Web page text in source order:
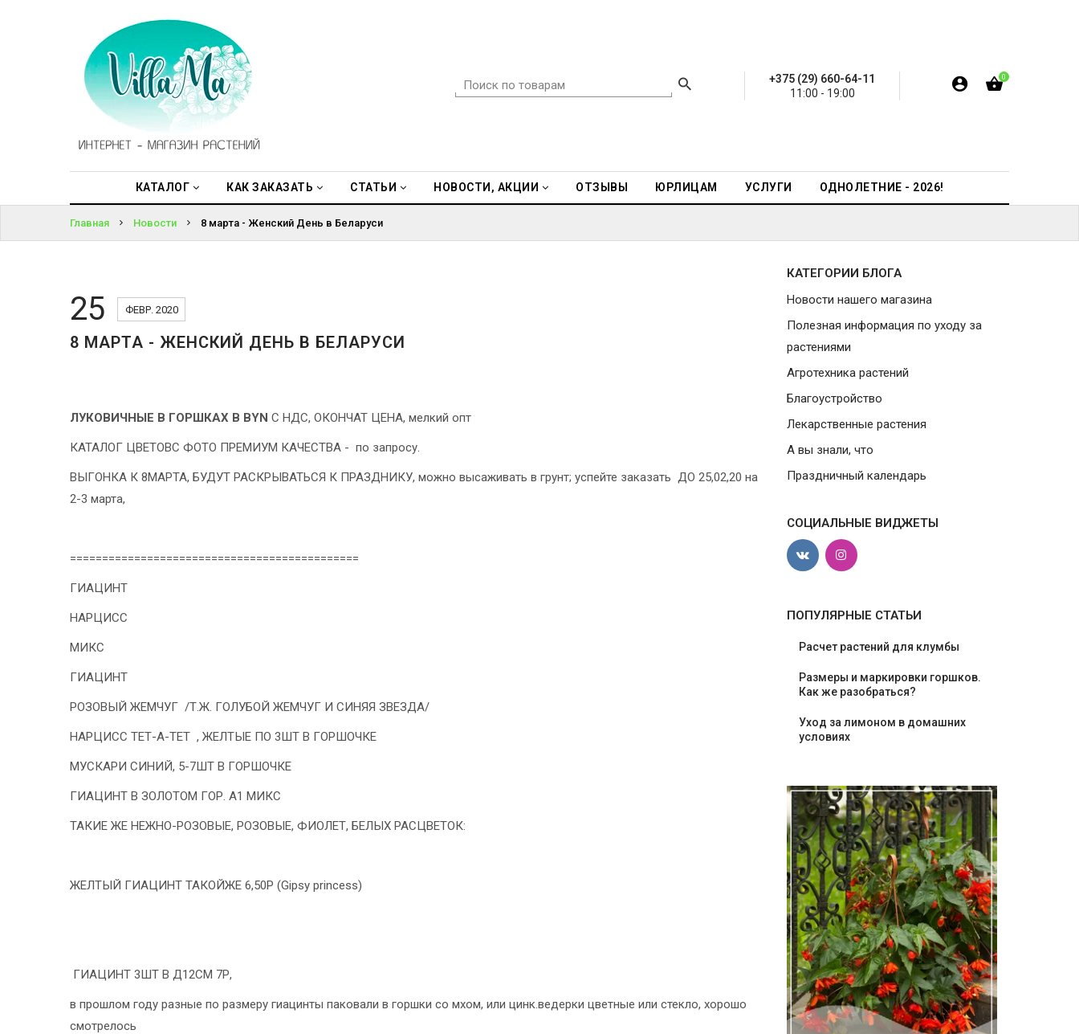
+375 (29) 660-64-11
11:00 - 19:00
0
КАТАЛОГ КАК ЗАКАЗАТЬ СТАТЬИ НОВОСТИ, АКЦИИ ОТЗЫВЫ ЮРЛИЦАМ УСЛУГИ ОДНОЛЕТНИЕ - 2026!
ОДНОЛЕТНИЕ
ВОЙТИ
ПАРОЛЬ?
Главная Новости 8 марта - Женский День в Беларуси
25 ФЕВР. 2020
8 МАРТА - ЖЕНСКИЙ ДЕНЬ В БЕЛАРУСИ
ЛУКОВИЧНЫЕ В ГОРШКАХ В BYN С НДС, ОКОНЧАТ ЦЕНА, мелкий опт
КАТАЛОГ ЦВЕТОВС ФОТО ПРЕМИУМ КАЧЕСТВА - по запросу.
ВЫГОНКА К 8МАРТА, БУДУТ РАСКРЫВАТЬСЯ К ПРАЗДНИКУ, можно высаживать в грунт; успейте заказать ДО 25,02,20 на
2-3 марта,
=============================================
ГИАЦИНТ
НАРЦИСС
МИКС
ГИАЦИНТ
РОЗОВЫЙ ЖЕМЧУГ /Т.Ж. ГОЛУБОЙ ЖЕМЧУГ И СИНЯЯ ЗВЕЗДА/
НАРЦИСС ТЕТ-А-ТЕТ , ЖЕЛТЫЕ ПО 3ШТ В ГОРШОЧКЕ
МУСКАРИ СИНИЙ, 5-7ШТ В ГОРШОЧКЕ
ГИАЦИНТ В ЗОЛОТОМ ГОР. А1 МИКС
ТАКИЕ ЖЕ НЕЖНО-РОЗОВЫЕ, РОЗОВЫЕ, ФИОЛЕТ, БЕЛЫХ РАСЦВЕТОК:
ЖЕЛТЫЙ ГИАЦИНТ ТАКОЙЖЕ 6,50Р (Gipsy princess)
ГИАЦИНТ 3ШТ В Д12СМ 7Р,
в прошлом году разные по размеру гиацинты паковали в горшки со мхом, или цинк.ведерки цветные или стекло, хорошо
смотрелось
КАТЕГОРИИ БЛОГА
Новости нашего магазина
Полезная информация по уходу за
растениями
Агротехника растений
Благоустройство
Лекарственные растения
А вы знали, что
Праздничный календарь
СОЦИАЛЬНЫЕ ВИДЖЕТЫ
ПОПУЛЯРНЫЕ СТАТЬИ
Расчет растений для клумбы
Размеры и маркировки горшков.
Как же разобраться?
Уход за лимоном в домашних
условиях